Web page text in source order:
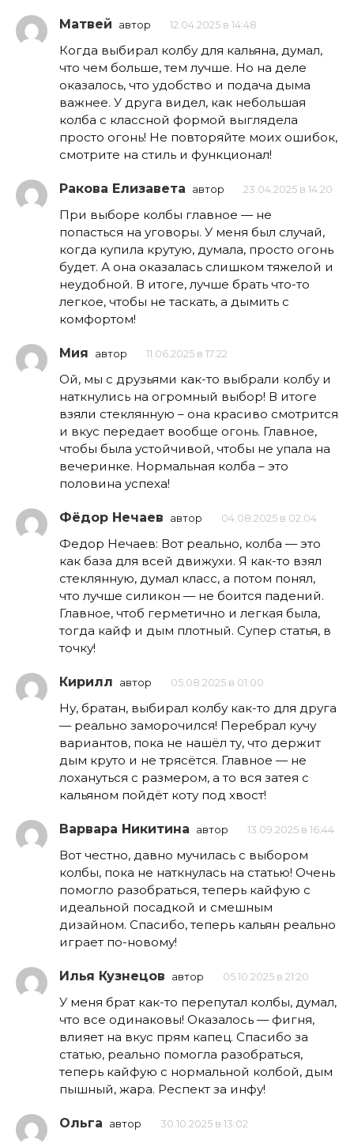
Матвей автор 12.04.2025 в 14:48
Когда выбирал колбу для кальяна, думал,
что чем больше, тем лучше. Но на деле
оказалось, что удобство и подача дыма
важнее. У друга видел, как небольшая
колба с классной формой выглядела
просто огонь! Не повторяйте моих ошибок,
смотрите на стиль и функционал!
Ракова Елизавета автор 23.04.2025 в 14:20
При выборе колбы главное — не
попасться на уговоры. У меня был случай,
когда купила крутую, думала, просто огонь
будет. А она оказалась слишком тяжелой и
неудобной. В итоге, лучше брать что-то
легкое, чтобы не таскать, а дымить с
комфортом!
Мия автор 11.06.2025 в 17:22
Ой, мы с друзьями как-то выбрали колбу и
наткнулись на огромный выбор! В итоге
взяли стеклянную – она красиво смотрится
и вкус передает вообще огонь. Главное,
чтобы была устойчивой, чтобы не упала на
вечеринке. Нормальная колба – это
половина успеха!
Фёдор Нечаев автор 04.08.2025 в 02:04
Федор Нечаев: Вот реально, колба — это
как база для всей движухи. Я как-то взял
стеклянную, думал класс, а потом понял,
что лучше силикон — не боится падений.
Главное, чтоб герметично и легкая была,
тогда кайф и дым плотный. Супер статья, в
точку!
Кирилл автор 05.08.2025 в 01:00
Ну, братан, выбирал колбу как-то для друга
— реально заморочился! Перебрал кучу
вариантов, пока не нашёл ту, что держит
дым круто и не трясётся. Главное — не
лохануться с размером, а то вся затея с
кальяном пойдёт коту под хвост!
Варвара Никитина автор 13.09.2025 в 16:44
Вот честно, давно мучилась с выбором
колбы, пока не наткнулась на статью! Очень
помогло разобраться, теперь кайфую с
идеальной посадкой и смешным
дизайном. Спасибо, теперь кальян реально
играет по-новому!
Илья Кузнецов автор 05.10.2025 в 21:20
У меня брат как-то перепутал колбы, думал,
что все одинаковы! Оказалось — фигня,
влияет на вкус прям капец. Спасибо за
статью, реально помогла разобраться,
теперь кайфую с нормальной колбой, дым
пышный, жара. Респект за инфу!
Ольга автор 30.10.2025 в 13:02